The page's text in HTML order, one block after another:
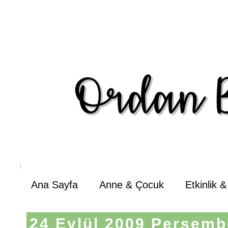
Ana Sayfa Anne & Çocuk Etkinlik
24 Eylül 2009